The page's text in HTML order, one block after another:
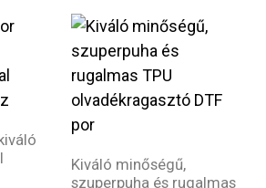
Kiváló minőségű,
szuperpuha és rugalmas